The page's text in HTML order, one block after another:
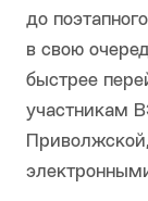
до
в свою
быстрее
участникам